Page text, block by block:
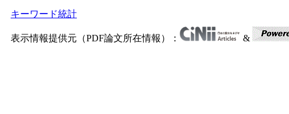
キーワード統計
表示情報提供元（PDF論文所在情報）： &